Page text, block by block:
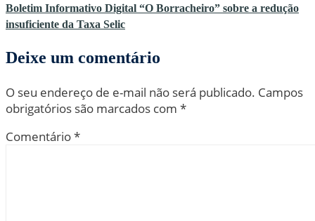
Boletim Informativo Digital “O Borracheiro” sobre a redução
insuficiente da Taxa Selic
Deixe um comentário
O seu endereço de e-mail não será publicado. Campos
obrigatórios são marcados com *
Comentário*